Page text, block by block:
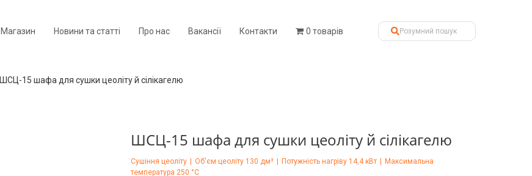
Магазин Новини та статті Про нас Вакансії Контакти 0 товарів
ШСЦ-15 шафа для сушки цеоліту й сілікагелю
ШСЦ-15 шафа для сушки цеоліту й сілікагелю
Сушіння цеоліту Об'єм цеоліту 130 дм³ Потужність нагріву 14,4 кВт
Максимальна
температура 250 °C